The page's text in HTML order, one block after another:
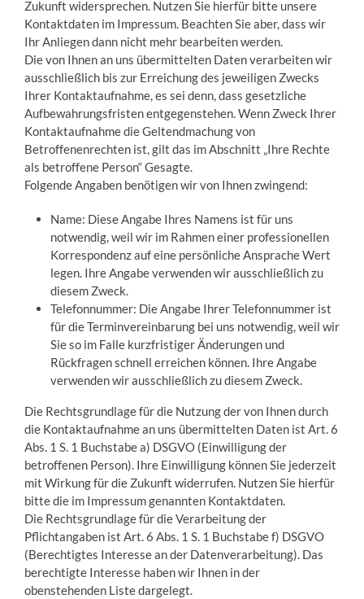
Zukunft widersprechen. Nutzen Sie hierfür bitte unsere
Kontaktdaten im Impressum. Beachten Sie aber, dass wir
Ihr Anliegen dann nicht mehr bearbeiten werden.
Die von Ihnen an uns übermittelten Daten verarbeiten wir
ausschließlich bis zur Erreichung des jeweiligen Zwecks
Ihrer Kontaktaufnahme, es sei denn, dass gesetzliche
Aufbewahrungsfristen entgegenstehen. Wenn Zweck Ihrer
Kontaktaufnahme die Geltendmachung von
Betroffenenrechten ist, gilt das im Abschnitt „Ihre Rechte
als betroffene Person“ Gesagte.
Folgende Angaben benötigen wir von Ihnen zwingend:
Name: Diese Angabe Ihres Namens ist für uns
notwendig, weil wir im Rahmen einer professionellen
Korrespondenz auf eine persönliche Ansprache Wert
legen. Ihre Angabe verwenden wir ausschließlich zu
diesem Zweck.
Telefonnummer: Die Angabe Ihrer Telefonnummer ist
für die Terminvereinbarung bei uns notwendig, weil wir
Sie so im Falle kurzfristiger Änderungen und
Rückfragen schnell erreichen können. Ihre Angabe
verwenden wir ausschließlich zu diesem Zweck.
Die Rechtsgrundlage für die Nutzung der von Ihnen durch
die Kontaktaufnahme an uns übermittelten Daten ist Art. 6
Abs. 1 S. 1 Buchstabe a) DSGVO (Einwilligung der
betroffenen Person). Ihre Einwilligung können Sie jederzeit
mit Wirkung für die Zukunft widerrufen. Nutzen Sie hierfür
bitte die im Impressum genannten Kontaktdaten.
Die Rechtsgrundlage für die Verarbeitung der
Pflichtangaben ist Art. 6 Abs. 1 S. 1 Buchstabe f) DSGVO
(Berechtigtes Interesse an der Datenverarbeitung). Das
berechtigte Interesse haben wir Ihnen in der
obenstehenden Liste dargelegt.